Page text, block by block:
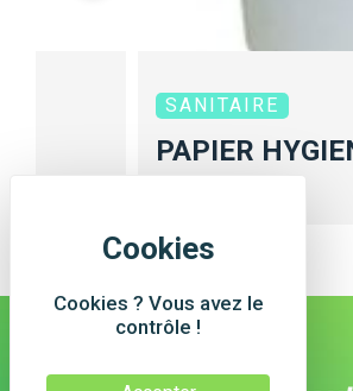
Cookies ? Vous avez le
contrôle !
SANITAIRE
PAPIER